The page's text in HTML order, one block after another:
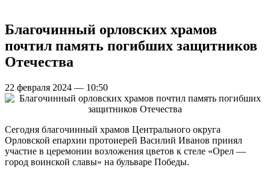
Благочинный орловских храмов
почтил память погибших защитников
Отечества
22 февраля 2024 — 10:50
Сегодня благочинный храмов Центрального округа
Орловской епархии протоиерей Василий Иванов принял
участие в церемонии возложения цветов к стеле «Орел —
город воинской славы» на бульваре Победы.